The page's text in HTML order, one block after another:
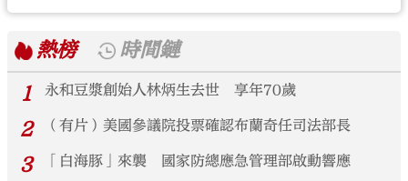
熱榜
時間鏈
1
永和豆漿創始人林炳生去世 享年70歲
2 （有片）美國參議院投票確認布蘭奇任司法部長
3 「白海豚」來襲 國家防總應急管理部啟動響應